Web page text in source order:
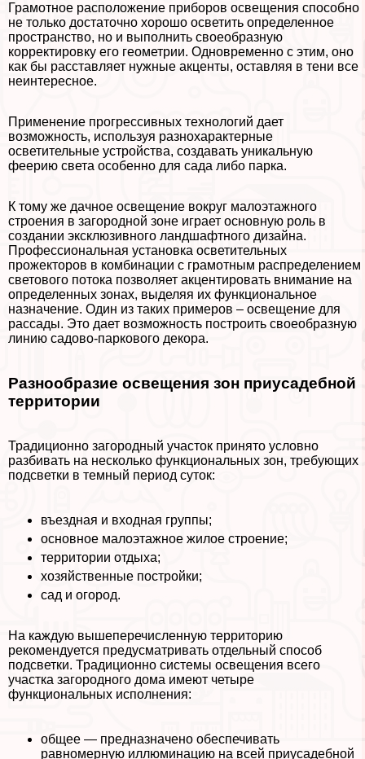
Грамотное расположение приборов освещения способно
не только достаточно хорошо осветить определенное
прострaнcтво, но и выполнить своеобразную
корректировку его геометрии. Одновременно с этим, оно
как бы расставляет нужные акценты, оставляя в тени все
неинтересное.
Применение прогрессивных технологий дает
возможность, используя разнохаpaктерные
осветительные устройства, создавать уникальную
феерию света особенно для сада либо парка.
К тому же дачное освещение вокруг малоэтажного
строения в загородной зоне играет основную роль в
создании эксклюзивного ландшафтного дизайна.
Профессиональная установка осветительных
прожекторов в комбинации с грамотным распределением
светового потока позволяет акцентировать внимание на
определенных зонах, выделяя их функциональное
назначение. Один из таких примеров – освещение для
рассады. Это дает возможность построить своеобразную
линию садово-паркового декора.
Разнообразие освещения зон приусадебной
территории
Традиционно загородный участок принято условно
разбивать на несколько функциональных зон, требующих
подсветки в темный период суток:
въездная и входная группы;
основное малоэтажное жилое строение;
территории отдыха;
хозяйственные постройки;
сад и огород.
На каждую вышеперечисленную территорию
рекомендуется предусматривать отдельный способ
подсветки. Традиционно системы освещения всего
участка загородного дома имеют четыре
функциональных исполнения:
общее — предназначено обеспечивать
равномерную иллюминацию на всей приусадебной